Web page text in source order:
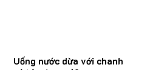
Uống nước dừa với chanh